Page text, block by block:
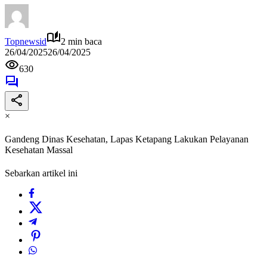
Topnewsid
2 min baca
26/04/202526/04/2025
630
×
Gandeng Dinas Kesehatan, Lapas Ketapang Lakukan Pelayanan
Kesehatan Massal
Sebarkan artikel ini